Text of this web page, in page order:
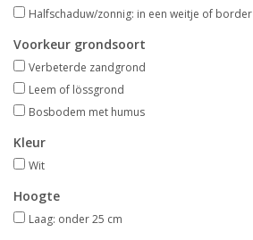
Schaduwplanten
Aanbiedingen
Bodemverbetering
Overige producten
Advies
Halfschaduw/zonnig: in een weitje of border
Voorkeur grondsoort
Verbeterde zandgrond
Leem of lössgrond
Bosbodem met humus
Kleur
Wit
Hoogte
Laag: onder 25 cm